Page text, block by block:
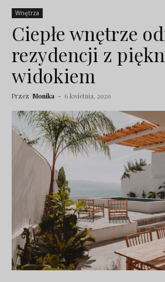
Wnętrza
Ciepłe wnętrze
rezydencji z
widokiem
Przez Monika - 6 kwietnia, 2020